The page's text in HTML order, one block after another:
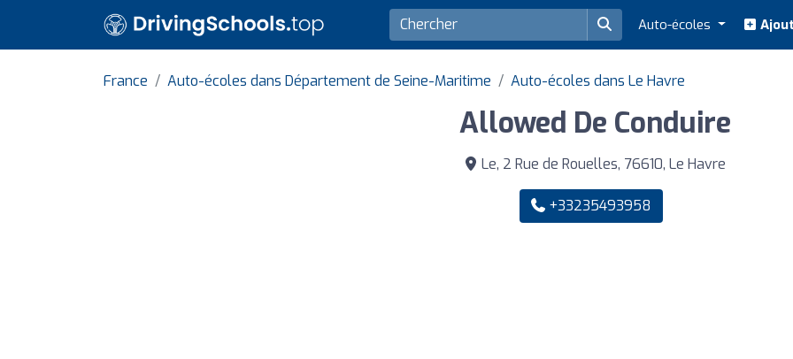
Auto-écoles
France Auto-écoles dans Département de Seine-Maritime Auto-écoles dans Le Havre
Allowed De Conduire
Le, 2 Rue de Rouelles, 76610, Le Havre
+33235493958